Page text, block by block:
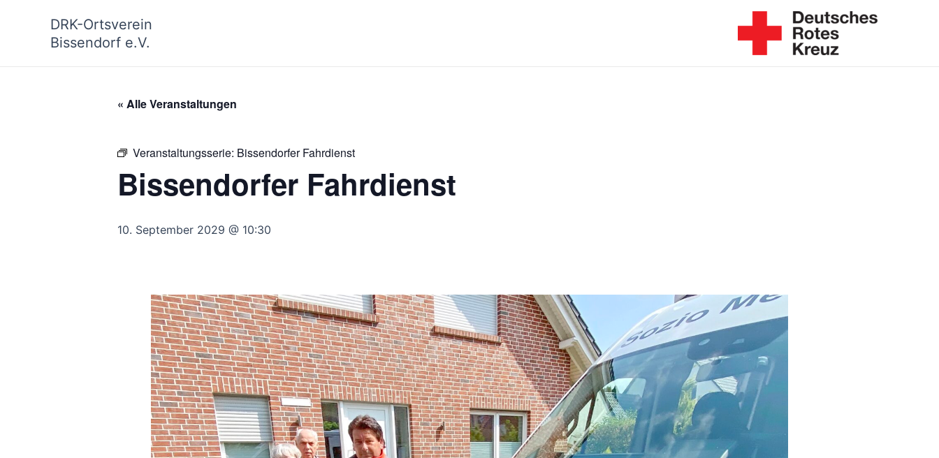
DRK-Ortsverein
Bissendorf e.V.
« Alle Veranstaltungen
Veranstaltungsserie: Bissendorfer Fahrdienst
Bissendorfer Fahrdienst
10. September 2029 @ 10:30